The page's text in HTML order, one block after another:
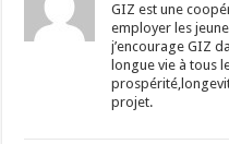
GIZ est une
employer les
j’encourage GIZ
longue vie à tous
projet.